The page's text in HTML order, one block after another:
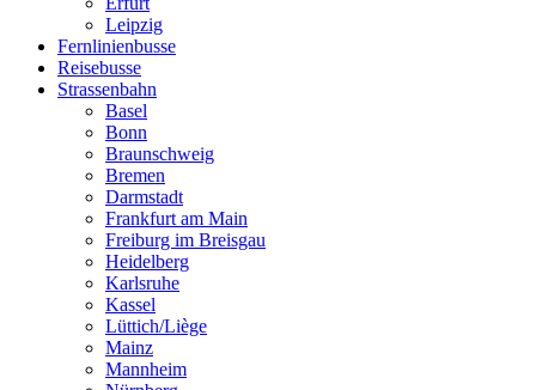
Leipzig
Fernlinienbusse
Reisebusse
Strassenbahn
Basel
Bonn
Braunschweig
Bremen
Darmstadt
Frankfurt am Main
Freiburg im Breisgau
Heidelberg
Karlsruhe
Kassel
Lüttich/Liège
Mainz
Mannheim